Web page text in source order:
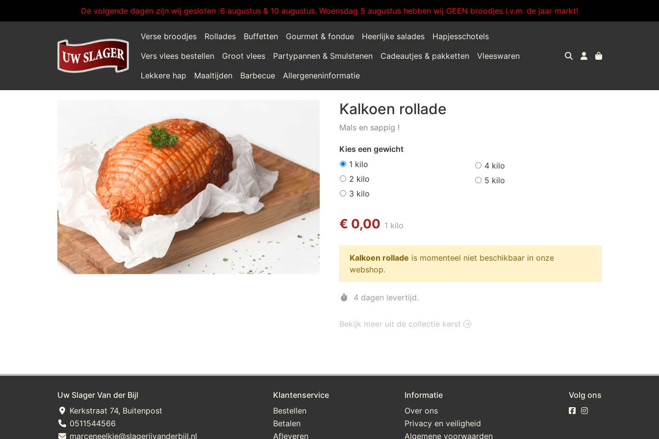
De volgende dagen zijn wij gesloten :6 augustus & 10 augustus. Woensdag 5 augustus hebben wij GEEN broodjes i.v.m. de jaar markt!
Verse broodjes Rollades Buffetten Gourmet & fondue Heerlijke salades
Hapjesschotels
Vers vlees bestellen
Groot vlees Partypannen & Smulstenen Cadeautjes & pakketten
Vleeswaren
Lekkere hap
Maaltijden Barbecue Allergeneninformatie
Kalkoen rollade
Mals en sappig !
Kies een gewicht
1 kilo
2 kilo
3 kilo
4 kilo
5 kilo
€ 0,00 1 kilo
Kalkoen rollade is momenteel niet beschikbaar in onze
webshop.
4 dagen levertijd.
Bekijk meer uit de collectie kerst
Uw Slager Van der Bijl
Kerkstraat 74, Buitenpost
0511544566
marceneelkje@slagerijvanderbijl.nl
Klantenservice
Bestellen
Betalen
Afleveren
Informatie
Over ons
Privacy en veiligheid
Algemene voorwaarden
Volg ons